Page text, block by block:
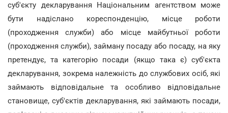
суб'єкту декларування Національним агентством може
бути надіслано кореспонденцію, місце роботи
(проходження служби) або місце майбутньої роботи
(проходження служби), займану посаду або посаду, на яку
претендує, та категорію посади (якщо така є) суб'єкта
декларування, зокрема належність до службових осіб, які
займають відповідальне та особливо відповідальне
становище, суб'єктів декларування, які займають посади,